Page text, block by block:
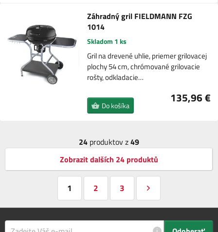
Záhradný gril FIELDMANN FZG
1014
Skladom 1 ks
Gril na drevené uhlie, priemer grilovacej
plochy 54 cm, chrómované grilovacie
rošty, odkladacie…
135,96 €
Do košíka
24 produktov z49
Zobrazit dalších 24 produktů
1 2 3